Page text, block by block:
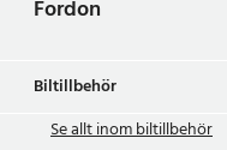
Fordon
Biltillbehör
Se allt inombiltillbehör